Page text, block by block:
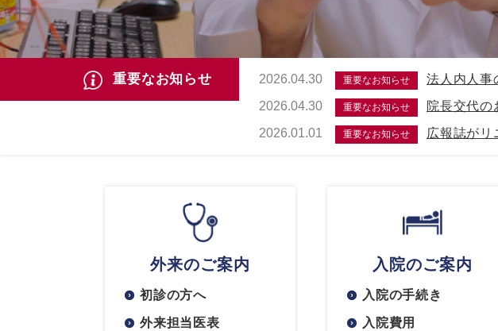
重要なお知らせ 2026.04.30 重要なお知らせ
法人内人事
2026.04.30
重要なお知らせ
院長交代の
2026.01.01
重要なお知らせ 広報誌がリ
外来のご案内
初診の方へ
外来担当医表
入院のご案内
入院の手続き
入院費用